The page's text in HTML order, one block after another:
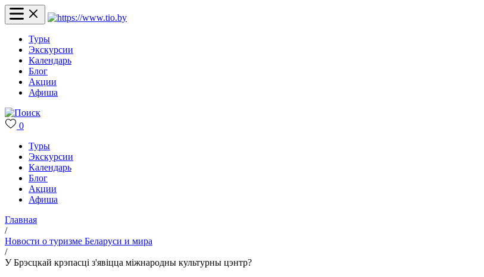
Туры
Экскурсии
Календарь
Блог
Акции
Афиша
0
Туры
Экскурсии
Календарь
Блог
Акции
Афиша
Главная
/
Новости о туризме Беларуси и мира
/
У Брэсцкай крэпасці з'явіцца міжнародны культурны цэнтр?